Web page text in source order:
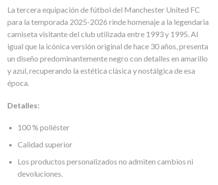
La tercera equipación de fútbol del Manchester United FC
para la temporada 2025-2026 rinde homenaje a la legendaria
camiseta visitante del club utilizada entre 1993 y 1995. Al
igual que la icónica versión original de hace 30 años, presenta
un diseño predominantemente negro con detalles en amarillo
y azul, recuperando la estética clásica y nostálgica de esa
época.
Detalles:
100 % poliéster
Calidad superior
Los productos personalizados no admiten cambios ni
devoluciones.